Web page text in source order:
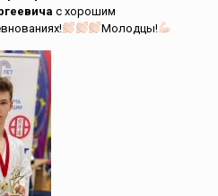
с хорошим
Молодцы!